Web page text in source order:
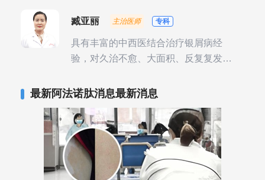
臧亚丽 主治医师 专科
具有丰富的中西医结合治疗银屑病经
验，对久治不愈、大面积、反复复发性
最新阿法诺肽消息最新消息